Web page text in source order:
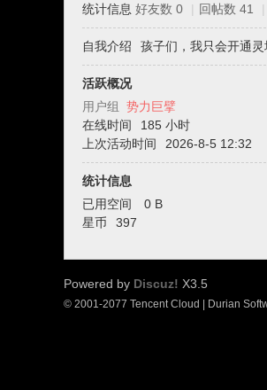
统计信息 好友数 0 | 回帖数 41 |
自我介绍 孩子们，我只会开通灵
活跃概况
用户组 势力巨擘
在线时间
185 小时
上次活动时间
2026-8-5 12:32
统计信息
已用空间
0 B
星币
397
Powered by Discuz! X3.5
© 2001-2077 Tencent Cloud | Durian